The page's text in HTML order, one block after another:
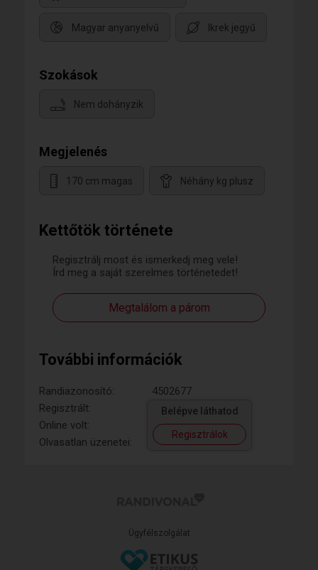
Kettőtök története
Regisztrálj most és ismerkedj meg vele!
Írd meg a saját szerelmes történetedet!
Megtalálom a párom
További információk
Randiazonosító:
4502677
Regisztrált:
Online volt:
Olvasatlan üzenetei:
Belépve láthatod
Regisztrálok
Magyar anyanyelvű Ikrek jegyű
Szokások
Nem dohányzik
Megjelenés
170 cm magas Néhány kg plusz
Ügyfélszolgálat